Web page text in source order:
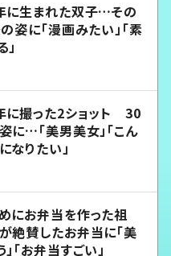
に生まれた双子…その
姿に「漫画みたい」「素
に撮った2ショット 30
に…「美男美女」「こん
なりたい」
にお弁当を作った祖
賛したお弁当に「美
「お弁当すごい」